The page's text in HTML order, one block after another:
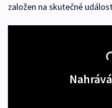
založen na skutečné